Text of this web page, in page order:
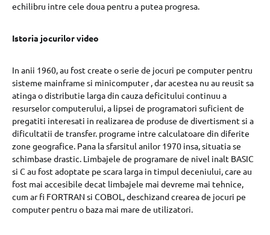
echilibru intre cele doua pentru a putea progresa.
Istoria jocurilor video
In anii 1960, au fost create o serie de jocuri pe computer pentru
sisteme mainframe si minicomputer , dar acestea nu au reusit sa
atinga o distributie larga din cauza deficitului continuu a
resurselor computerului, a lipsei de programatori suficient de
pregatiti interesati in realizarea de produse de divertisment si a
dificultatii de transfer. programe intre calculatoare din diferite
zone geografice. Pana la sfarsitul anilor 1970 insa, situatia se
schimbase drastic. Limbajele de programare de nivel inalt BASIC
si C au fost adoptate pe scara larga in timpul deceniului, care au
fost mai accesibile decat limbajele mai devreme mai tehnice,
cum ar fi FORTRAN si COBOL, deschizand crearea de jocuri pe
computer pentru o baza mai mare de utilizatori.